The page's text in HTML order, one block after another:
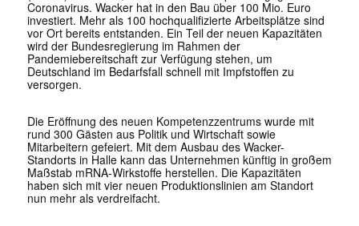
Coronavirus. Wacker hat in den Bau über 100 Mio. Euro
investiert. Mehr als 100 hochqualifizierte Arbeitsplätze sind
vor Ort bereits entstanden. Ein Teil der neuen Kapazitäten
wird der Bundesregierung im Rahmen der
Pandemiebereitschaft zur Verfügung stehen, um
Deutschland im Bedarfsfall schnell mit Impfstoffen zu
versorgen.
Die Eröffnung des neuen Kompetenzzentrums wurde mit
rund 300 Gästen aus Politik und Wirtschaft sowie
Mitarbeitern gefeiert. Mit dem Ausbau des Wacker-
Standorts in Halle kann das Unternehmen künftig in großem
Maßstab mRNA-Wirkstoffe herstellen. Die Kapazitäten
haben sich mit vier neuen Produktionslinien am Standort
nun mehr als verdreifacht.